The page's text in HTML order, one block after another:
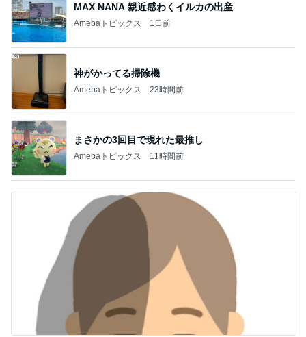
MAX NANA 親近感わくイルカの出産
Amebaトピックス 1日前
神がかってる掃除機
Amebaトピックス 23時間前
まさかの3回目で現れた最推し
Amebaトピックス 11時間前